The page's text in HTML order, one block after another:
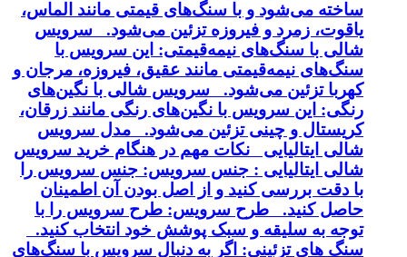
ساخته می‌شود و با سنگ‌های قیمتی مانند الماس،
یاقوت، زمرد و فیروزه تزئین می‌شود. سرویس
شالی با سنگ‌های نیمه‌قیمتی: این سرویس با
سنگ‌های نیمه‌قیمتی مانند عقیق، فیروزه، مرجان و
کهربا تزئین می‌شود. سرویس شالی با نگین‌های
رنگی: این سرویس با نگین‌های رنگی مانند زرقان،
کریستال و چینی تزئین می‌شود. مدل سرویس
شالی ایتالیایی نکات مهم در هنگام خرید سرویس
شالی ایتالیایی : جنس سرویس: جنس سرویس را
با دقت بررسی کنید و از اصل بودن آن اطمینان
حاصل کنید. طرح سرویس: طرح سرویس را با
توجه به سلیقه و سبک پوشش خود انتخاب کنید.
سنگ های تزئینی: اگر به دنبال سرویس با سنگ‌های